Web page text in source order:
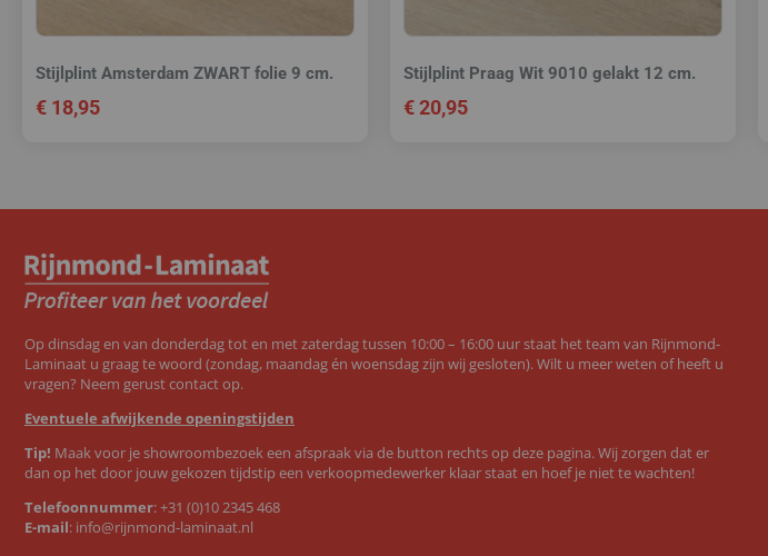
Stijlplint Amsterdam ZWART folie 9 cm.
€ 18,95
Stijlplint Praag Wit 9010 gelakt 12 cm.
€20,95
Op dinsdag en van donderdag tot en met zaterdag tussen 10:00 – 16:00 uur staat het team van Rijnmond-
Laminaat u graag te woord (zondag, maandag én woensdag zijn wij gesloten). Wilt u meer weten of heeft u
vragen? Neem gerust contact op.
Eventuele afwijkende openingstijden
Tip! Maak voor je showroombezoek een afspraak via de button rechts op deze pagina. Wij zorgen dat er
dan op het door jouw gekozen tijdstip een verkoopmedewerker klaar staat en hoef je niet te wachten!
Telefoonnummer:+31 (0)10 2345 468
E-mail: info@rijnmond-laminaat.nl